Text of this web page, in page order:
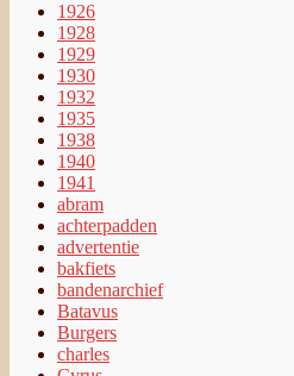
1926
1928
1929
1930
1932
1935
1938
1940
1941
abram
achterpadden
advertentie
bakfiets
bandenarchief
Batavus
Burgers
charles